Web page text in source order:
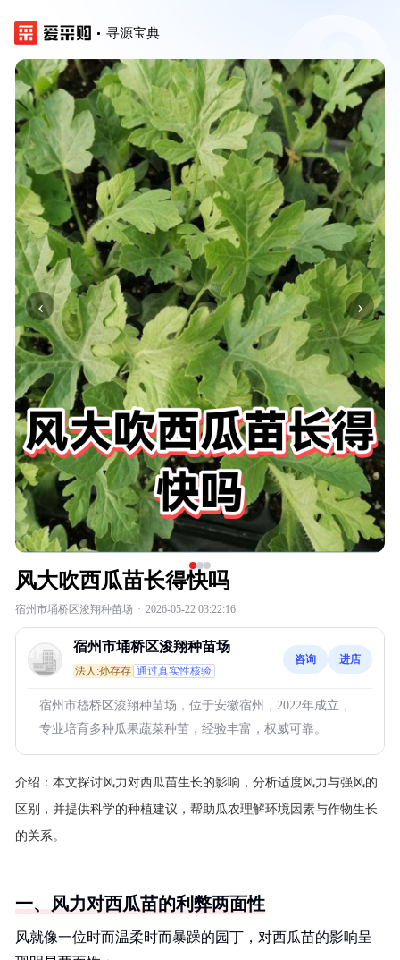
寻源宝典
‹ ›
风大吹西瓜苗长得快吗
宿州市埇桥区浚翔种苗场 · 2026-05-22 03:22:16
宿州市埇桥区浚翔种苗场
法人:孙存存 通过真实性核验
咨询 进店
宿州市嵇桥区浚翔种苗场，位于安徽宿州，2022年成立，
专业培育多种瓜果蔬菜种苗，经验丰富，权威可靠。
介绍： 本文探讨风力对西瓜苗生长的影响，分析适度风力与强风的
区别，并提供科学的种植建议，帮助瓜农理解环境因素与作物生长
的关系。
一、风力对西瓜苗的利弊两面性
风就像一位时而温柔时而暴躁的园丁，对西瓜苗的影响呈